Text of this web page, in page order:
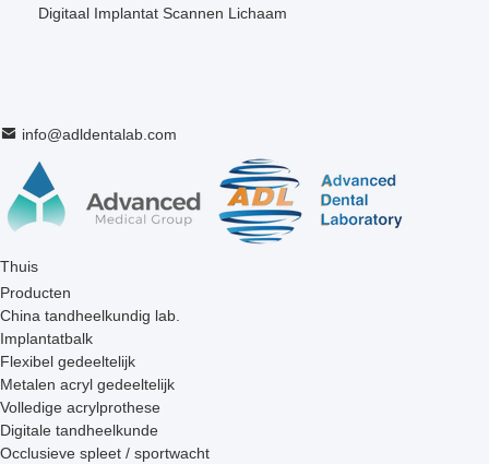
Digitaal Implantat Scannen Lichaam
info@adldentalab.com
Thuis
Producten
China tandheelkundig lab.
Implantatbalk
Flexibel gedeeltelijk
Metalen acryl gedeeltelijk
Volledige acrylprothese
Digitale tandheelkunde
Occlusieve spleet / sportwacht